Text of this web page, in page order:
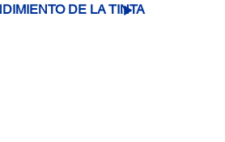
DE LA TINTA